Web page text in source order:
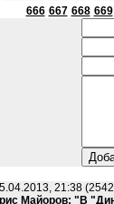
666 667 668 669
21:38
Майоров: "В